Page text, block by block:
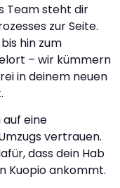
Team steht dir
zur Seite.
hin zum
– wir kümmern
in deinem neuen
auf eine
vertrauen.
dass dein Hab
Kuopio ankommt.